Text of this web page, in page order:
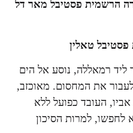
הרשמית פסטיבל מאר דל
טאלין
בן 12 מכפר ליד רמאללה, נוסע אל הים
את המחסום. מאוכזב,
העובד כפועל ללא
לחפשו, למרות הסיכון